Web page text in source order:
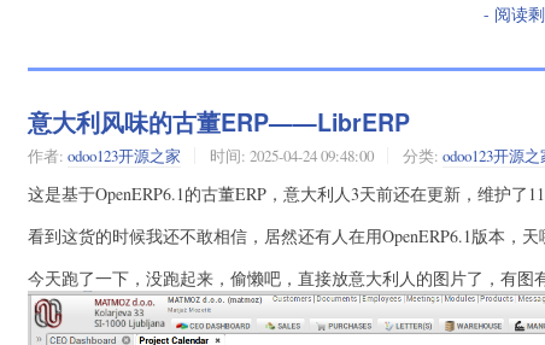
- 阅读
意大利风味的古董ERP——LibrERP
作者:odoo123开源之家 时间:2025-04-24 09:48:00 分类:odoo123开源之
这是基于OpenERP6.1的古董ERP，意大利人3天前还在更新，维护了
看到这货的时候我还不敢相信，居然还有人在用OpenERP6.1版本，
今天跑了一下，没跑起来，偷懒吧，直接放意大利人的图片了，有图